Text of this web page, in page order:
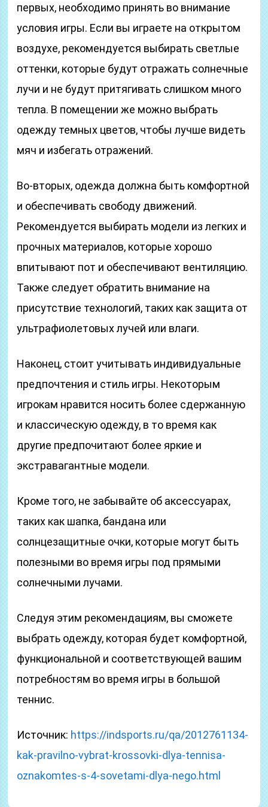
первых, необходимо принять во внимание
условия игры. Если вы играете на открытом
воздухе, рекомендуется выбирать светлые
оттенки, которые будут отражать солнечные
лучи и не будут притягивать слишком много
тепла. В помещении же можно выбрать
одежду темных цветов, чтобы лучше видеть
мяч и избегать отражений.
Во-вторых, одежда должна быть комфортной
и обеспечивать свободу движений.
Рекомендуется выбирать модели из легких и
прочных материалов, которые хорошо
впитывают пот и обеспечивают вентиляцию.
Также следует обратить внимание на
присутствие технологий, таких как защита от
ультрафиолетовых лучей или влаги.
Наконец, стоит учитывать индивидуальные
предпочтения и стиль игры. Некоторым
игрокам нравится носить более сдержанную
и классическую одежду, в то время как
другие предпочитают более яркие и
экстравагантные модели.
Кроме того, не забывайте об аксессуарах,
таких как шапка, бандана или
солнцезащитные очки, которые могут быть
полезными во время игры под прямыми
солнечными лучами.
Следуя этим рекомендациям, вы сможете
выбрать одежду, которая будет комфортной,
функциональной и соответствующей вашим
потребностям во время игры в большой
теннис.
Источник: https://indsports.ru/qa/2012761134-
kak-pravilno-vybrat-krossovki-dlya-tennisa-
oznakomtes-s-4-sovetami-dlya-nego.html